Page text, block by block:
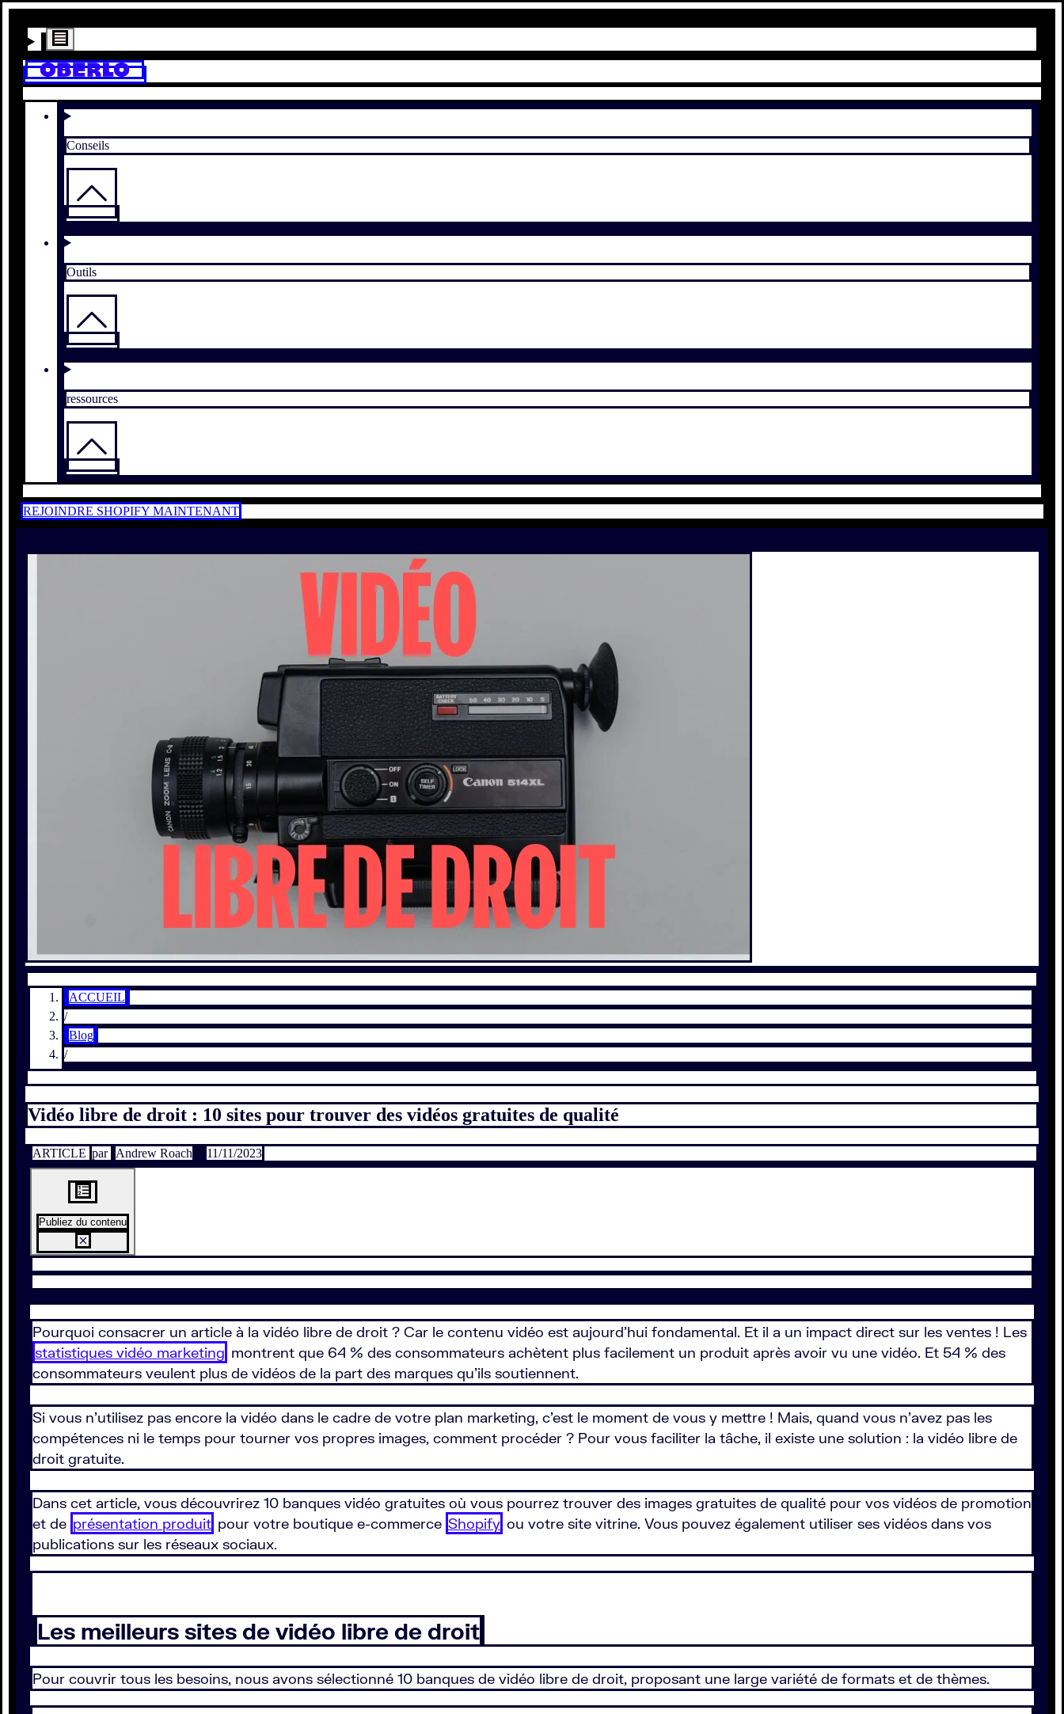
Conseils
Outils
ressources
REJOINDRE SHOPIFY MAINTENANT
ACCUEIL
/
Blog
/
Vidéo libre de droit : 10 sites pour trouver des vidéos gratuites de qualité
ARTICLE par Andrew Roach 11/11/2023
Publiez du contenu
Pourquoi consacrer un article à la vidéo libre de droit ? Car le contenu vidéo est aujourd’hui fondamental. Et il a un impact direct sur les ventes ! Les
statistiques vidéo marketing montrent que 64 % des consommateurs achètent plus facilement un produit après avoir vu une vidéo. Et 54 % des
consommateurs veulent plus de vidéos de la part des marques qu’ils soutiennent.
Si vous n’utilisez pas encore la vidéo dans le cadre de votre plan marketing, c’est le moment de vous y mettre ! Mais, quand vous n’avez pas les
compétences ni le temps pour tourner vos propres images, comment procéder ? Pour vous faciliter la tâche, il existe une solution : la vidéo libre de
droit gratuite.
Dans cet article, vous découvrirez 10 banques vidéo gratuites où vous pourrez trouver des images gratuites de qualité pour vos vidéos de promotion
et de présentation produit pour votre boutique e-commerce Shopify ou votre site vitrine. Vous pouvez également utiliser ses vidéos dans vos
publications sur les réseaux sociaux.
Les meilleurs sites de vidéo libre de droit
Pour couvrir tous les besoins, nous avons sélectionné 10 banques de vidéo libre de droit, proposant une large variété de formats et de thèmes.